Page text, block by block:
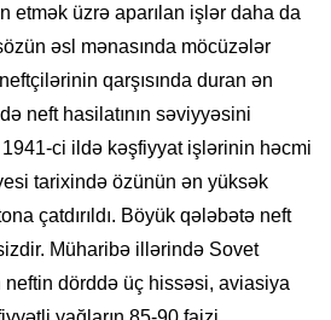
etmək üzrə aparılan işlər daha da
əsl mənasında möcüzələr
qarşısında duran ən
neft hasilatının səviyyəsini
ci ildə kəşfiyyat işlərinin həcmi
tarixində özünün ən yüksək
çatdırıldı. Böyük qələbətə neft
Müharibə illərində Sovet
neftin dörddə üç hissəsi, aviasiya